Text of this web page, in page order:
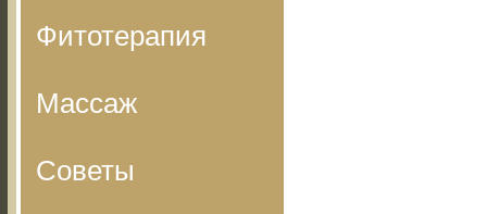
Фитотерапия
Массаж
Советы